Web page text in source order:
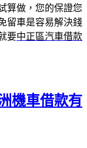
算做，您的保證您
留車是容易解決錢
要中正區汽車借款
機車借款有